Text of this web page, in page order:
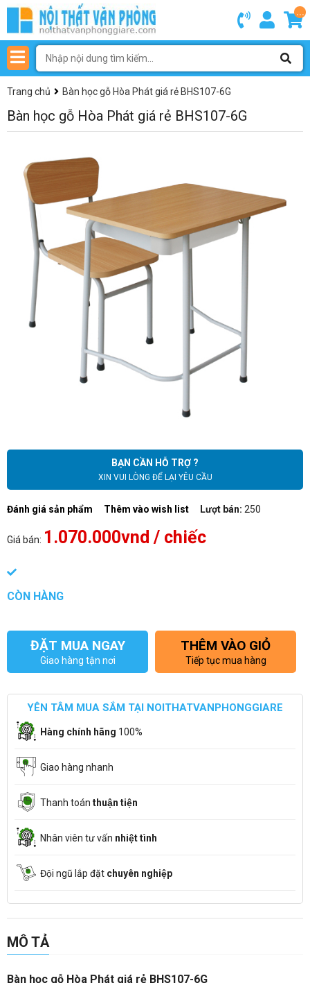
...
Trang chủ Bàn học gỗ Hòa Phát giá rẻ BHS107-6G
Bàn học gỗ Hòa Phát giá rẻ BHS107-6G
BẠN CẦN HỖ TRỢ ?
XIN VUI LÒNG ĐỂ LẠI YÊU CẦU
Đánh giá sản phẩm Thêm vào wish list Lượt bán: 250
Giá bán: 1.070.000vnd / chiếc
CÒN HÀNG
ĐẶT MUA NGAY
Giao hàng tận nơi
THÊM VÀO GIỎ
Tiếp tục mua hàng
YÊN TÂM MUA SẮM TẠI NOITHATVANPHONGGIARE
Hàng chính hãng 100%
Giao hàng nhanh
Thanh toán thuận tiện
Nhân viên tư vấn nhiệt tình
Đội ngũ lắp đặt chuyên nghiệp
MÔ TẢ
Bàn học gỗ Hòa Phát giá rẻ BHS107-6G